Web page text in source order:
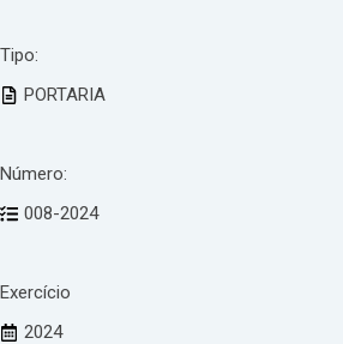
Tipo:
PORTARIA
Número:
008-2024
Exercício
2024